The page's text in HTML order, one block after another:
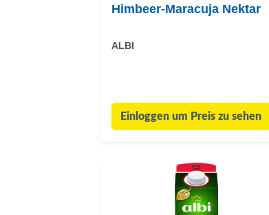
Himbeer-Maracuja Nektar
ALBI
Einloggen um Preis zu sehen